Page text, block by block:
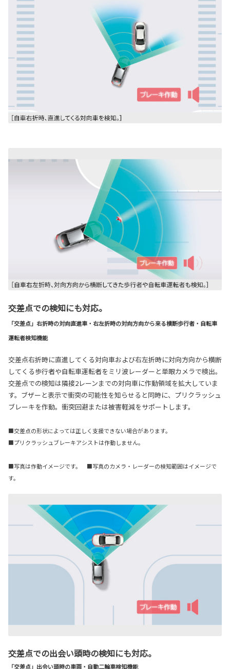
交差点での検知にも対応。
「交差点」右折時の対向直進車・右左折時の対向方向から来る横断歩行者・自転車
運転者検知機能
交差点右折時に直進してくる対向車および右左折時に対向方向から横断
してくる歩行者や自転車運転者をミリ波レーダーと単眼カメラで検出。
交差点での検知は隣接2レーンまでの対向車に作動領域を拡大していま
す。ブザーと表示で衝突の可能性を知らせると同時に、プリクラッシュ
ブレーキを作動。衝突回避または被害軽減をサポートします。
■交差点の形状によっては正しく支援できない場合があります。
■プリクラッシュブレーキアシストは作動しません。
■写真は作動イメージです。 ■写真のカメラ・レーダーの検知範囲はイメージで
す。
交差点での出会い頭時の検知にも対応。
「交差点」出会い頭時の車両・自動二輪車検知機能